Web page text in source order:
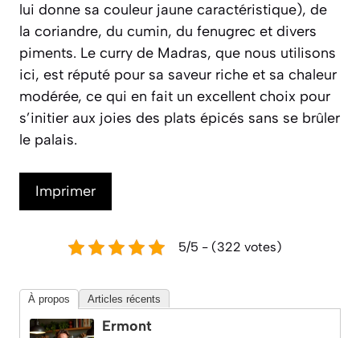
lui donne sa couleur jaune caractéristique), de
la coriandre, du cumin, du fenugrec et divers
piments. Le curry de Madras, que nous utilisons
ici, est réputé pour sa saveur riche et sa chaleur
modérée, ce qui en fait un excellent choix pour
s’initier aux joies des plats épicés sans se brûler
le palais.
Imprimer
5/5 - (322 votes)
À propos Articles récents
Ermont